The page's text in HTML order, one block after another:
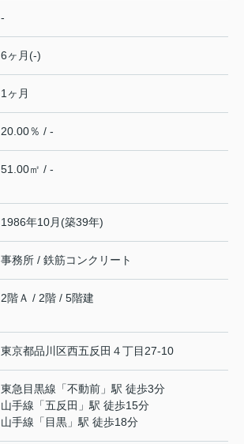
-
6ヶ月(-)
1ヶ月
20.00％ / -
51.00㎡ / -
1986年10月(築39年)
事務所 / 鉄筋コンクリート
2階Ａ / 2階 / 5階建
東京都品川区西五反田 ４丁目27-10
東急目黒線 「不動前 」駅 徒歩3分
山手線 「五反田 」駅 徒歩15分
山手線 「 目黒 」駅 徒歩18分